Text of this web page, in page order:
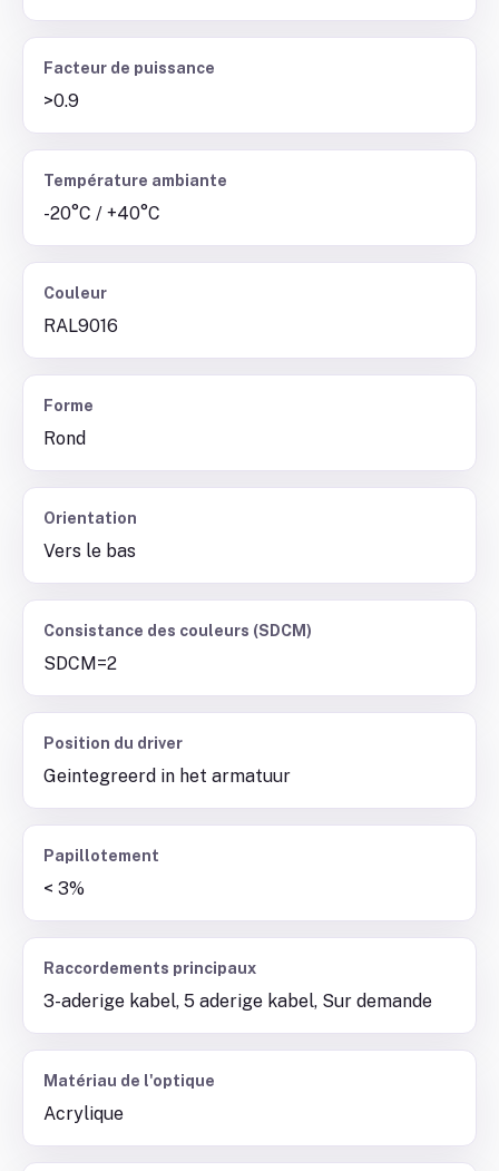
Facteur de puissance
>0.9
Température ambiante
-20°C / +40°C
Couleur
RAL9016
Forme
Rond
Orientation
Vers le bas
Consistance des couleurs (SDCM)
SDCM=2
Position du driver
Geintegreerd in het armatuur
Papillotement
< 3%
Raccordements principaux
3-aderige kabel, 5 aderige kabel, Sur demande
Matériau de l'optique
Acrylique